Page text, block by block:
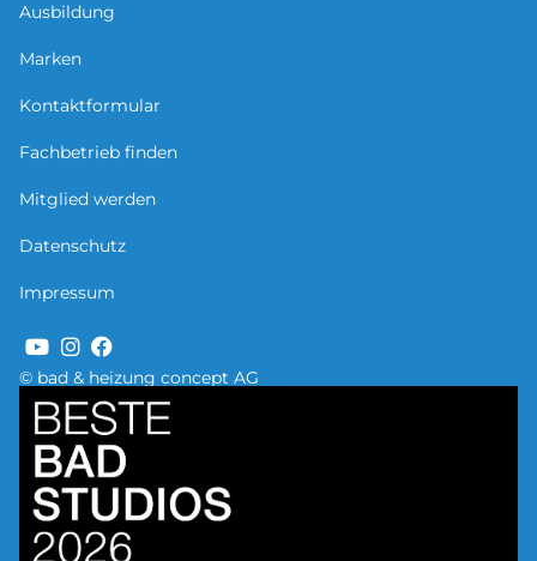
© bad & heizung concept AG
Ausbildung
Marken
Kontaktformular
Fachbetrieb finden
Mitglied werden
Datenschutz
Impressum